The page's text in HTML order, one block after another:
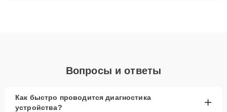
Вопросы и ответы
Как быстро проводится диагностика
устройства?
+